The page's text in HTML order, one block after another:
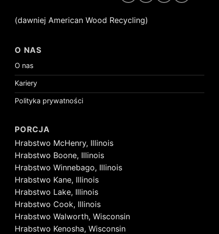
(dawniej American Wood Recycling)
O NAS
O nas
Kariery
Polityka prywatności
PORCJA
Hrabstwo McHenry, Illinois
Hrabstwo Boone, Illinois
Hrabstwo Winnebago, Illinois
Hrabstwo Kane, Illinois
Hrabstwo Lake, Illinois
Hrabstwo Cook, Illinois
Hrabstwo Walworth, Wisconsin
Hrabstwo Kenosha, Wisconsin